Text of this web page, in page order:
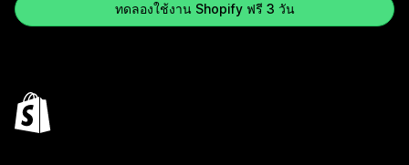
ทดลองใช้งาน Shopify ฟรี 3 วัน